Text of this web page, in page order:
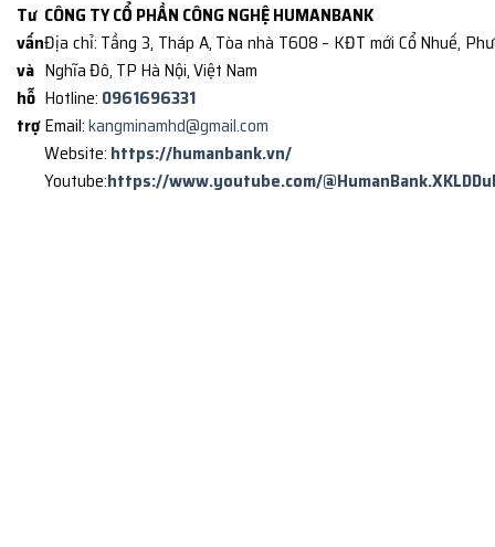
Tư
vấn
và
hỗ
trợ
CÔNG TY CỔ PHẦN CÔNG NGHỆ HUMANBANK
Địa chỉ: Tầng 3, Tháp A, Tòa nhà T608 – KĐT mới Cổ Nhuế,
Nghĩa Đô, TP Hà Nội, Việt Nam
Hotline: 0961696331
Email:kangminamhd@gmail.com
Website: https://humanbank.vn/
Youtube:https://www.youtube.com/